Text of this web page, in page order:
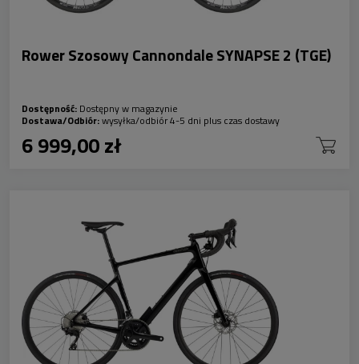
Rower Szosowy Cannondale SYNAPSE 2 (TGE)
Dostępność: Dostępny w magazynie
Dostawa/Odbiór:wysyłka/odbiór 4-5 dni plus czas dostawy
6 999,00 zł